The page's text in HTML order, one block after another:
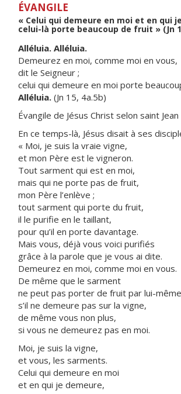
ÉVANGILE
« Celui qui demeure en moi et en qui
celui-là porte beaucoup de fruit » (Jn
Alléluia. Alléluia.
Demeurez en moi, comme moi en vous,
dit le Seigneur ;
celui qui demeure en moi porte
Alléluia. (Jn 15, 4a.5b)
Évangile de Jésus Christ selon saint Jean
En ce temps-là, Jésus disait à ses
« Moi, je suis la vraie vigne,
et mon Père est le vigneron.
Tout sarment qui est en moi,
mais qui ne porte pas de fruit,
mon Père l’enlève ;
tout sarment qui porte du fruit,
il le purifie en le taillant,
pour qu’il en porte davantage.
Mais vous, déjà vous voici purifiés
grâce à la parole que je vous ai dite.
Demeurez en moi, comme moi en vous.
De même que le sarment
ne peut pas porter de fruit par lui-même
s’il ne demeure pas sur la vigne,
de même vous non plus,
si vous ne demeurez pas en moi.
Moi, je suis la vigne,
et vous, les sarments.
Celui qui demeure en moi
et en qui je demeure,